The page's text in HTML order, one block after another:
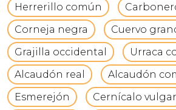
Herrerillo común
Corneja negra
Cuervo
Grajilla occidental
Urraca
Alcaudón real
Alcaudón
Esmerejón
Cernícalo vulgar